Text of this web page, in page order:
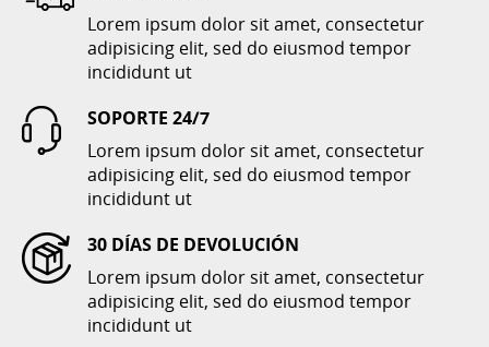
Item 6
COMPRAR
Lorem ipsum dolor sit amet, consectetur
adipisicing elit, sed do eiusmod tempor
incididunt ut
SOPORTE 24/7
Lorem ipsum dolor sit amet, consectetur
adipisicing elit, sed do eiusmod tempor
incididunt ut
30 DÍAS DE DEVOLUCIÓN
Lorem ipsum dolor sit amet, consectetur
adipisicing elit, sed do eiusmod tempor
incididunt ut